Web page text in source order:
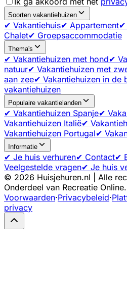
Soorten vakantiehuizen
✔ Vakantiehuis✔ Appartement✔
Chalet✔ Groepsaccommodatie
Thema's
✔ Vakantiehuizen met hond✔
natuur✔ Vakantiehuizen met
aan zee✔ Vakantiehuizen in de
vakantiehuizen
Populaire vakantielanden
✔ Vakantiehuizen Spanje✔
Vakantiehuizen Italië✔
Vakantiehuizen Portugal✔
Informatie
✔ Je huis verhuren✔ Contact✔
Veelgestelde vragen✔ Je huis
© 2026 Huisjehuren.nl | Alle
Onderdeel van Recreatie Online.
Voorwaarden·Privacybeleid·
privacy